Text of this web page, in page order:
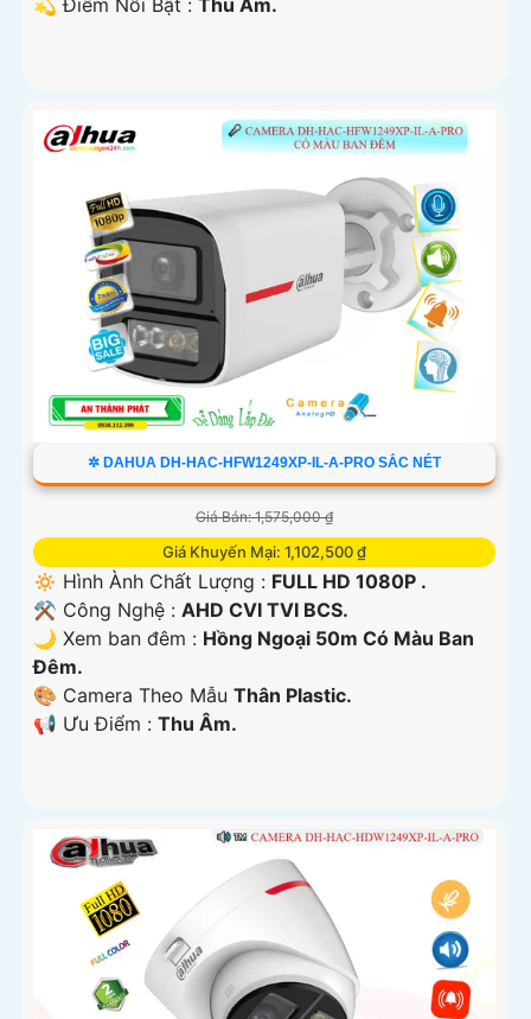
️💫 Điểm Nỗi Bật : Thu Âm.
✲ DAHUA DH-HAC-HFW1249XP-IL-A-PRO SẮC NÉT
Giá Bán: 1,575,000 ₫
Giá Khuyến Mại: 1,102,500 ₫
🔅 Hình Ành Chất Lượng : FULL HD 1080P .
⚒ Công Nghệ : AHD CVI TVI BCS.
🌙 Xem ban đêm : Hồng Ngoại 50m Có Màu Ban
Ðêm.
🎨 Camera Theo Mẫu Thân Plastic.
️📢 Ưu Điểm : Thu Âm.